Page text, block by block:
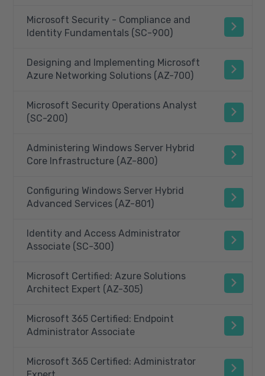
Microsoft Security - Compliance and
Identity Fundamentals (SC-900)
Designing and Implementing Microsoft
Azure Networking Solutions (AZ-700)
Microsoft Security Operations Analyst
(SC-200)
Administering Windows Server Hybrid
Core Infrastructure (AZ-800)
Configuring Windows Server Hybrid
Advanced Services (AZ-801)
Identity and Access Administrator
Associate (SC-300)
Microsoft Certified: Azure Solutions
Architect Expert (AZ-305)
Microsoft 365 Certified: Endpoint
Administrator Associate
Microsoft 365 Certified: Administrator